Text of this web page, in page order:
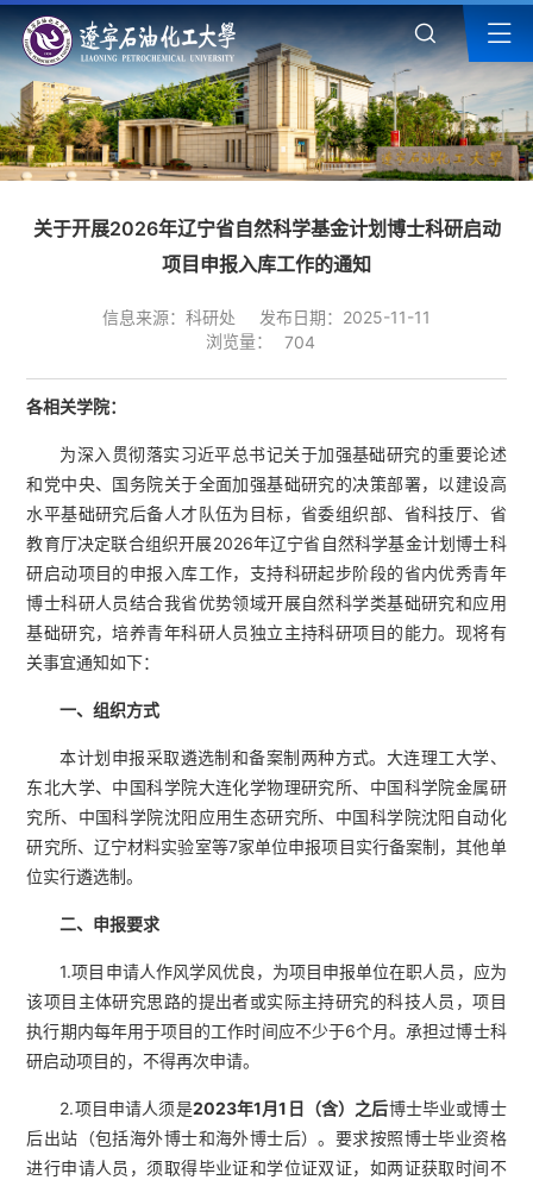
关于开展2026年辽宁省自然科学基金计划博士科研启动
项目申报入库工作的通知
信息来源：科研处
发布日期：2025-11-11
浏览量：
704
各相关学院：
为深入贯彻落实习近平总书记关于加强基础研究的重要论述
和党中央、国务院关于全面加强基础研究的决策部署，以建设高
水平基础研究后备人才队伍为目标，省委组织部、省科技厅、省
教育厅决定联合组织开展2026年辽宁省自然科学基金计划博士科
研启动项目的申报入库工作，支持科研起步阶段的省内优秀青年
博士科研人员结合我省优势领域开展自然科学类基础研究和应用
基础研究，培养青年科研人员独立主持科研项目的能力。现将有
关事宜通知如下：
一、组织方式
本计划申报采取遴选制和备案制两种方式。大连理工大学、
东北大学、中国科学院大连化学物理研究所、中国科学院金属研
究所、中国科学院沈阳应用生态研究所、中国科学院沈阳自动化
研究所、辽宁材料实验室等7家单位申报项目实行备案制，其他单
位实行遴选制。
二、申报要求
1.项目申请人作风学风优良，为项目申报单位在职人员，应为
该项目主体研究思路的提出者或实际主持研究的科技人员，项目
执行期内每年用于项目的工作时间应不少于6个月。承担过博士科
研启动项目的，不得再次申请。
2.项目申请人须是2023年1月1日（含）之后博士毕业或博士
后出站（包括海外博士和海外博士后）。要求按照博士毕业资格
进行申请人员，须取得毕业证和学位证双证，如两证获取时间不